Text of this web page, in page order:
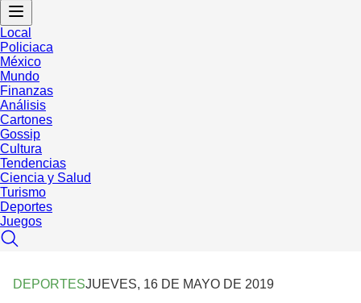
Local
Policiaca
México
Mundo
Finanzas
Análisis
Cartones
Gossip
Cultura
Tendencias
Ciencia y Salud
Turismo
Deportes
Juegos
DEPORTESJUEVES, 16 DE MAYO DE 2019